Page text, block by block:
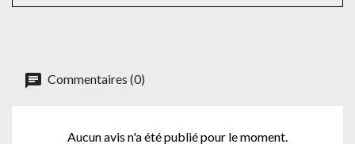
Commentaires (0)
Aucun avis n'a été publié pour le moment.